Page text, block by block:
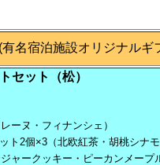
有名宿泊施設オリジナルギ
セット（松）
ーヌ・フィナンシェ）
ト2個×3（北欧紅茶・胡桃シナモ
ャークッキー・ピーカンメープ